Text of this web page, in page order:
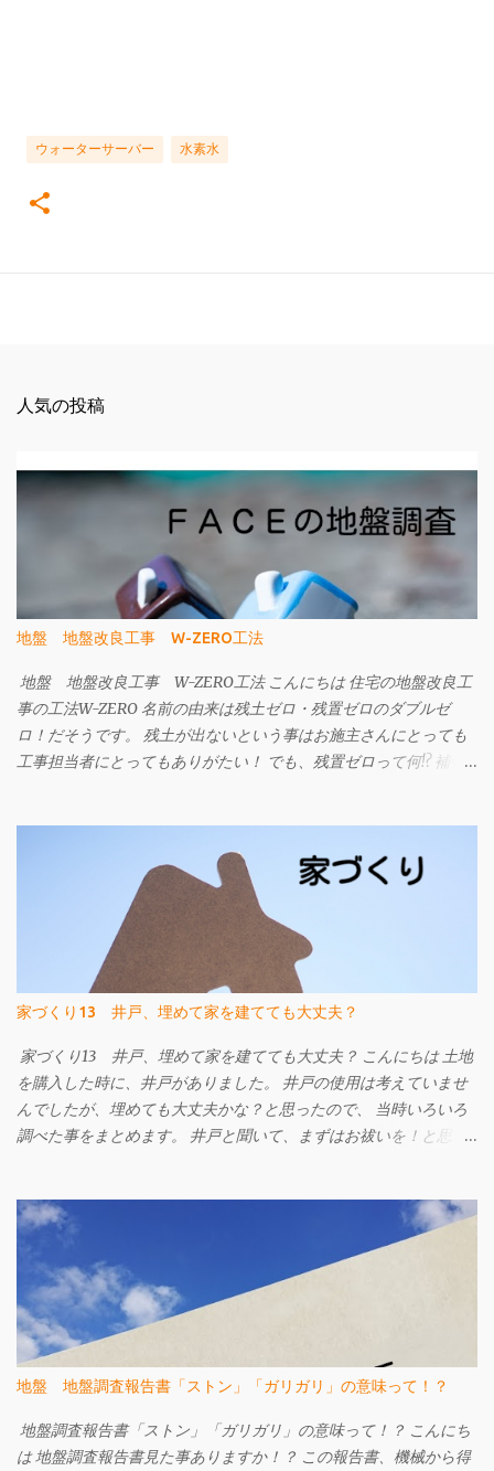
ウォーターサーバー 水素水
人気の投稿
地盤 地盤改良工事 W-ZERO工法
地盤 地盤改良工事 W-ZERO工法 こんにちは 住宅の地盤改良工
事の工法W-ZERO 名前の由来は残土ゼロ・残置ゼロのダブルゼ
ロ！だそうです。 残土が出ないという事はお施主さんにとっても
工事担当者にとってもありがたい！ でも、残置ゼロって何!? 補強
は土地の支持力も活かして改良工事の内容を考えられています。
ですから、杭の本数が従来より少なくなったり、施工日数が少な
くて済むなどのメリットがあります。 地盤改良工事は建物を支え
る事が一番です。 地震や液状化による被害がゼロになる工事では
ありませんが、 地盤補強工事を行っている建物と比べ地震による
被害は小さくなります。 地盤改良工事をご検討中の方はW-ZERO
工法も候補に挙げてみてはいかがでしょうか。 詳しくはこちらの
ページへ W-ZERO工法 地盤調査・地盤改良工事のご相談は㈱
FACEまで e-mail info@face215.com tel 087-813-6811
家づくり13 井戸、埋めて家を建てても大丈夫？
家づくり13 井戸、埋めて家を建てても大丈夫？ こんにちは 土地
を購入した時に、井戸がありました。 井戸の使用は考えていませ
んでしたが、埋めても大丈夫かな？と思ったので、 当時いろいろ
調べた事をまとめます。 井戸と聞いて、まずはお祓いを！と思い
が進まない、ちょっとしたケガをする。 ということがあり、工事
の途中で改めてお祓いをした。という記憶があったからです。 購
入した土地に井戸は２つあり、１つは干上がっていたようでし
た。 もう一つはしっかりと水が出る井戸です。 干上がったものは
埋める、水が出るものはそのままにしておく事に。 我が家はその
上に家を建てる事はしませんでしたので、花崗土と井戸の底まで
届く 長い塩ビパイプを使用しある程度の締固めをしてもらい埋め
る事となりました。 昔は細く長い竹を使って息抜きしていたそう
です。 竹が自然に朽ち果てれば息抜き完了としていたとか。 も
し、井戸の上に家を建てるのなら ・お祓い ・水をしっかり抜いて
地盤 地盤調査報告書「ストン」「ガリガリ」の意味って！？
地盤調査報告書「ストン」「ガリガリ」の意味って！？ こんにち
は 地盤調査報告書見た事ありますか！？ この報告書、機械から得